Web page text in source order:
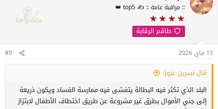
ع :: مراقبة عامة :: ✍️ top5 👑
طاقم الرقابة
15 ماي 2026 #9
قال نسرين عزوز:
البلد الذي تكثر فيه البطالة يتفشى فيه ممارسة الفساد ويكون ذريعة
إلى جني الأموال بطرق غير مشروعة عن طريق اختطاف الأطفال لابتزاز